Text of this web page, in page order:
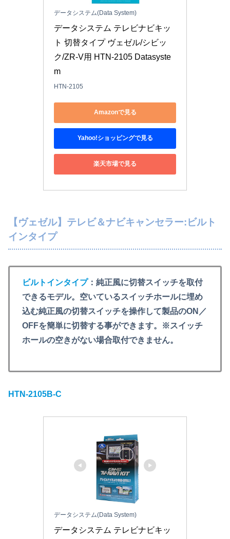
データシステム(Data System)
データシステム テレビナビキッ
ト 切替タイプ ヴェゼル/シビッ
ク/ZR-V用 HTN-2105 Datasyste
m
HTN-2105
Amazonで見る
Yahoo!ショッピングで見る
楽天市場で見る
【ヴェゼル】テレビ＆ナビキャンセラー:ビルト
インタイプ
ビルトインタイプ：純正風に切替スイッチを取付
できるモデル。空いているスイッチホールに埋め
込む純正風の切替スイッチを操作して製品のON／
OFFを簡単に切替する事ができます。※スイッチ
ホールの空きがない場合取付できません。
HTN-2105B-C
データシステム(Data System)
データシステム テレビナビキッ